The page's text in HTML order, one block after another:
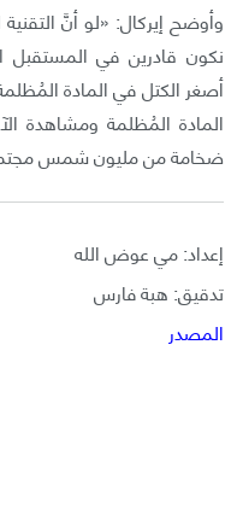
وأوضح إيركال: «لو أنَّ
نكون قادرين في المستقبل
أصغر الكتل في المادة
المادة المُظلمة ومشاهدة
ضخامة من مليون شمس
إعداد: مي عوض الله
تدقيق: هبة فارس
المصدر